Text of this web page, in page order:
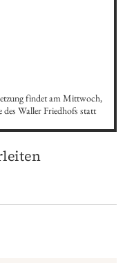
findet am Mittwoch,
Waller Friedhofs statt
weiterleiten
Seite kopieren